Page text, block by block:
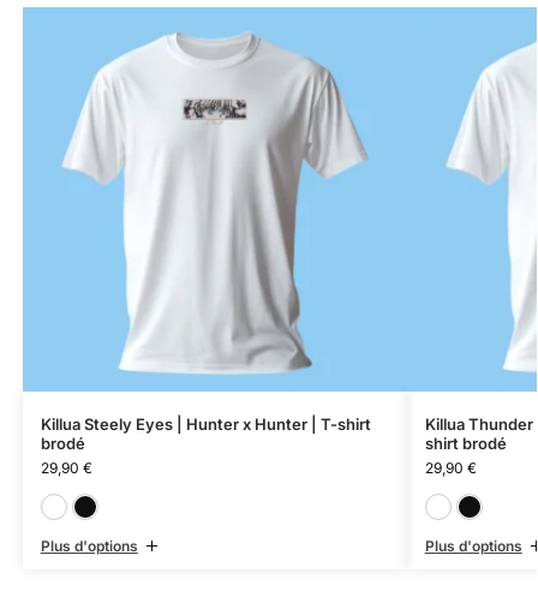
Killua Steely Eyes | Hunter x Hunter | T-shirt
brodé
29,90 €
Plus d'options
Killua
shirt brodé
29,90 €
Plus d'options